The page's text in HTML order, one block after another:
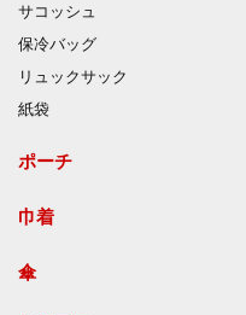
サコッシュ
保冷バッグ
リュックサック
紙袋
ポーチ
巾着
傘